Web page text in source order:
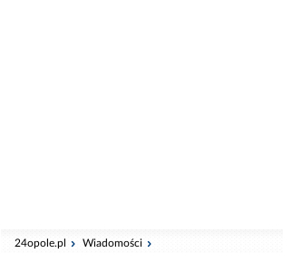
24opole.pl Wiadomości